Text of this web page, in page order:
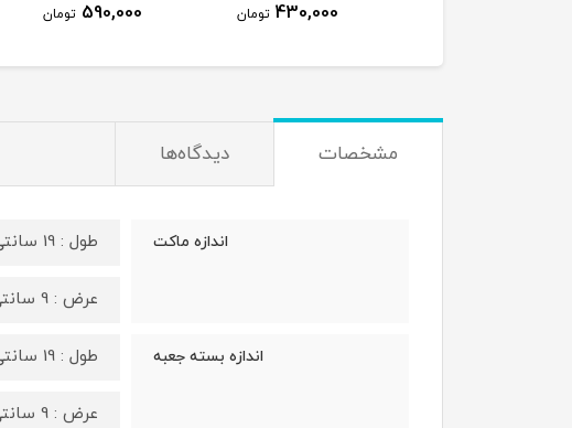
430,000 تومان 590,000 تومان
مشخصات دیدگاه‌ها
اندازه ماکت طول : 19 سانتی متر
عرض : 9 سانتی متر
اندازه بسته جعبه طول : 19 سانتی متر
عرض : 9 سانتی متر